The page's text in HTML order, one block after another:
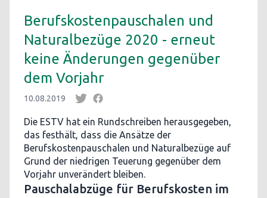
Berufskostenpauschalen und
Naturalbezüge 2020 - erneut
keine Änderungen gegenüber
dem Vorjahr
10.08.2019
Die ESTV hat ein Rundschreiben herausgegeben,
das festhält, dass die Ansätze der
Berufskostenpauschalen und Naturalbezüge auf
Grund der niedrigen Teuerung gegenüber dem
Vorjahr unverändert bleiben.
Pauschalabzüge für Berufskosten im